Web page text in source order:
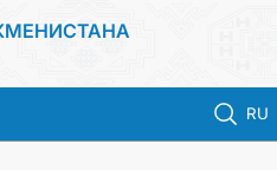
RU